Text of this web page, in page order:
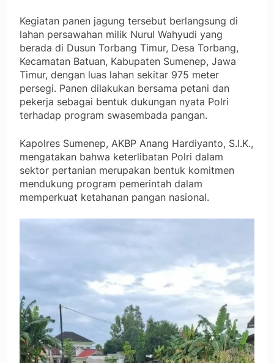
Kegiatan panen jagung tersebut berlangsung di
lahan persawahan milik Nurul Wahyudi yang
berada di Dusun Torbang Timur, Desa Torbang,
Kecamatan Batuan, Kabupaten Sumenep, Jawa
Timur, dengan luas lahan sekitar 975 meter
persegi. Panen dilakukan bersama petani dan
pekerja sebagai bentuk dukungan nyata Polri
terhadap program swasembada pangan.
Kapolres Sumenep, AKBP Anang Hardiyanto, S.I.K.,
mengatakan bahwa keterlibatan Polri dalam
sektor pertanian merupakan bentuk komitmen
mendukung program pemerintah dalam
memperkuat ketahanan pangan nasional.